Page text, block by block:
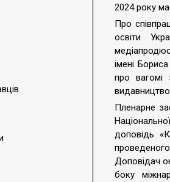
2024 року
Про
освіти
імені
про вагомі
Пленарне
доповідь
Доповідач
боку